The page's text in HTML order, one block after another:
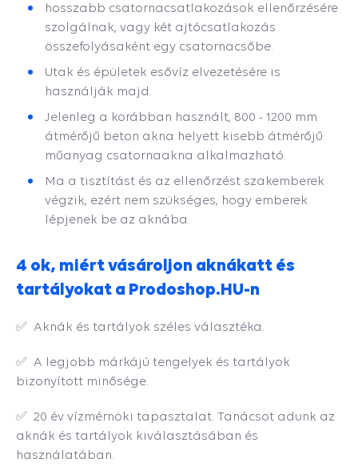
hosszabb csatornacsatlakozások ellenőrzésére
szolgálnak, vagy két ajtócsatlakozás
összefolyásaként egy csatornacsőbe.
Utak és épületek esővíz elvezetésére is
használják majd.
Jelenleg a korábban használt, 800 - 1200 mm
átmérőjű beton akna helyett kisebb átmérőjű
műanyag csatornaakna alkalmazható.
Ma a tisztítást és az ellenőrzést szakemberek
végzik, ezért nem szükséges, hogy emberek
lépjenek be az aknába.
4 ok, miért vásároljon aknákatt és
tartályokat a Prodoshop.HU-n
✅ Aknák és tartályok széles választéka.
✅ A legjobb márkájú tengelyek és tartályok
bizonyított minősége.
✅ 20 év vízmérnöki tapasztalat. Tanácsot adunk az
aknák és tartályok kiválasztásában és
használatában.